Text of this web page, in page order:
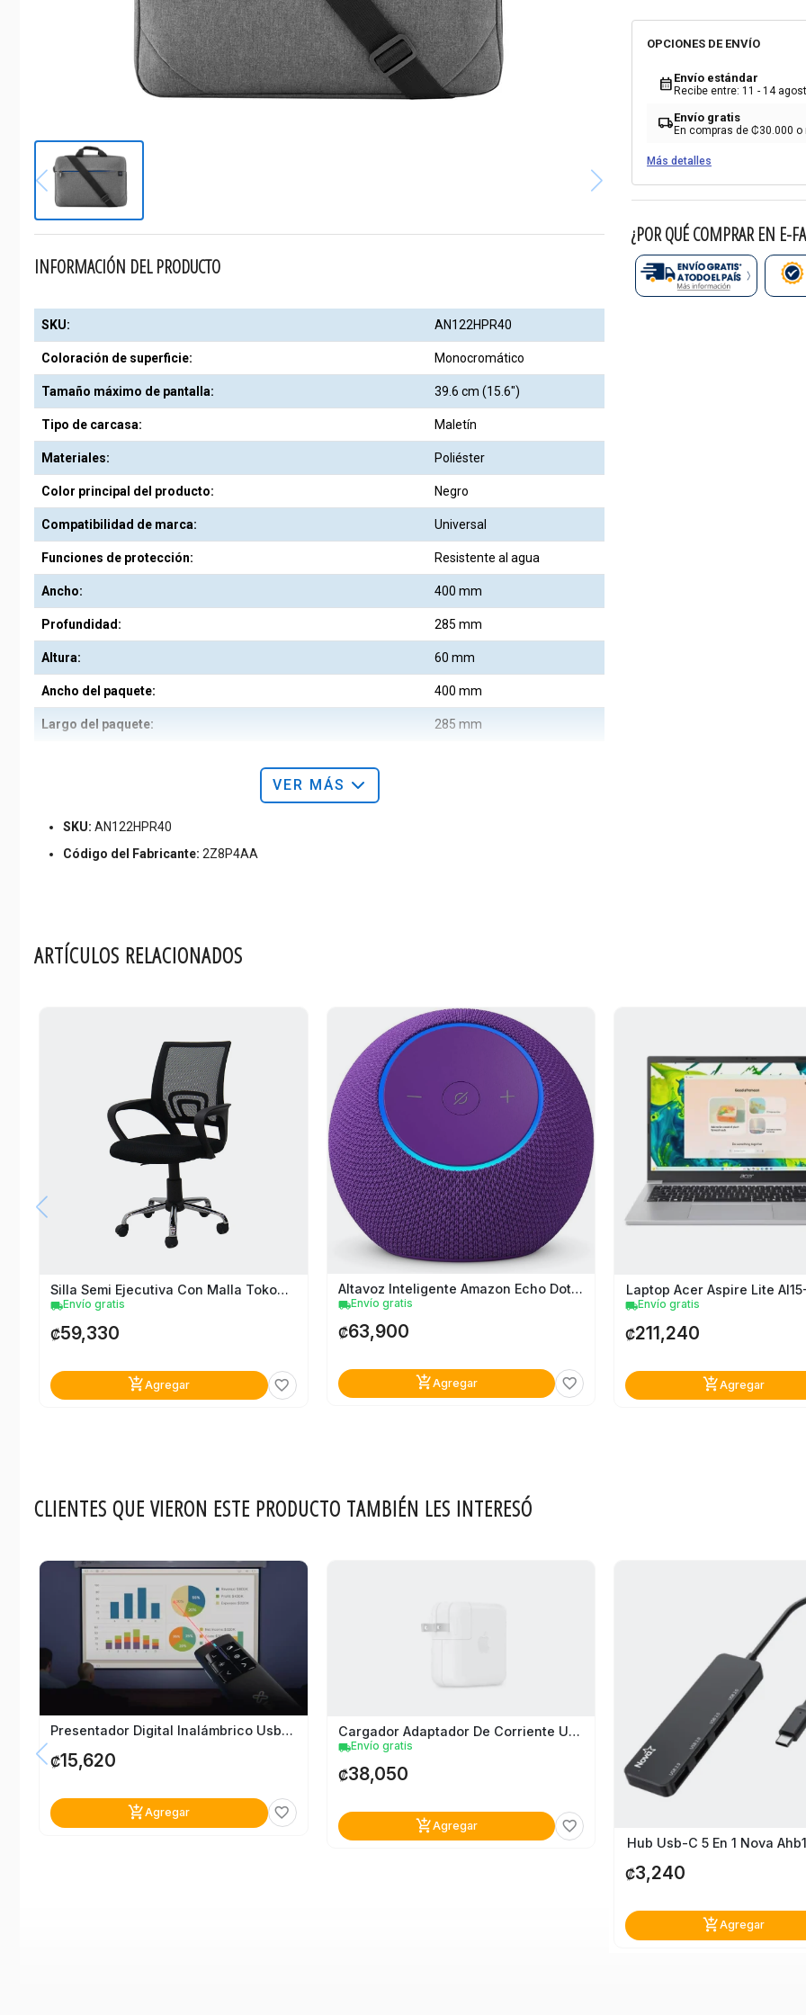
INFORMACIÓN DEL PRODUCTO
SKU: AN122HPR40
Coloración de superficie: Monocromático
Tamaño máximo de pantalla: 39.6 cm (15.6")
Tipo de carcasa: Maletín
Materiales: Poliéster
Color principal del producto: Negro
Compatibilidad de marca: Universal
Funciones de protección: Resistente al agua
Ancho: 400 mm
Profundidad: 285 mm
Altura: 60 mm
Ancho del paquete: 400 mm
Largo del paquete: 285 mm
Código de Sistema de Armonización (SA):
Garantía:
VER MÁS
SKU: AN122HPR40
Código del Fabricante: 2Z8P4AA
OPCIONES DE ENVÍO
calendar_month Envío estándar
Recibe entre: 11 - 14
local_shippingEnvío gratis
En compras de ₡30.000 o
Más detalles
¿POR QUÉ COMPRAR EN E-
ARTÍCULOS RELACIONADOS
Silla Semi Ejecutiva Con Malla Tokoa Negra
local_shippingEnvío gratis
₡59,330
add_shopping_cartAgregar favorite_border
Altavoz Inteligente Amazon Echo Dot Max
local_shippingEnvío gratis
₡63,900
add_shopping_cartAgregar favorite_border
Laptop Acer Aspire Lite
local_shippingEnvío gratis
₡211,240
add_shopping_cartAgregar
CLIENTES QUE VIERON ESTE PRODUCTO TAMBIÉN LES INTERESÓ
Presentador Digital Inalámbrico Usb Klip Xtreme
₡15,620
add_shopping_cartAgregar favorite_border
Cargador Adaptador De Corriente Usb-C Apple 70W
local_shippingEnvío gratis
₡38,050
add_shopping_cartAgregar favorite_border
Hub Usb-C 5 En 1 Nova
₡3,240
add_shopping_cartAgregar